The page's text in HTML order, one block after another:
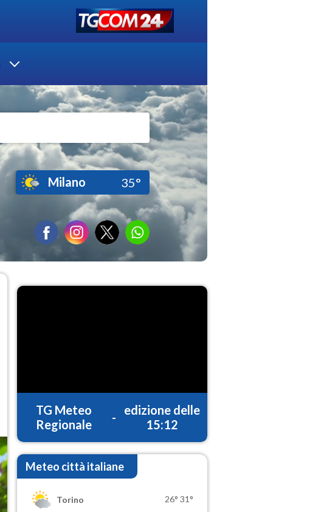
Milano 35°
TG Meteo
Regionale
-
edizione delle
15:12
Meteo città italiane
Torino 26° 31°